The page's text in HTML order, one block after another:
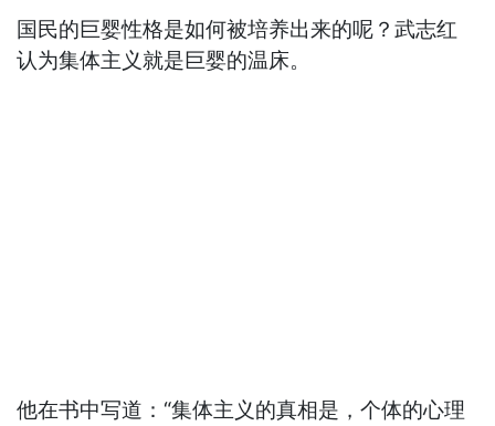
国民的巨婴性格是如何被培养出来的呢？武志红
认为集体主义就是巨婴的温床。
他在书中写道：“集体主义的真相是，个体的心理